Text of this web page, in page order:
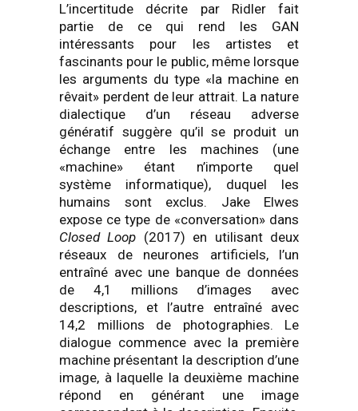
L’incertitude décrite par Ridler fait
partie de ce qui rend les GAN
intéressants pour les artistes et
fascinants pour le public, même lorsque
les arguments du type «la machine en
rêvait» perdent de leur attrait. La nature
dialectique d’un réseau adverse
génératif suggère qu’il se produit un
échange entre les machines (une
«machine» étant n’importe quel
système informatique), duquel les
humains sont exclus. Jake Elwes
expose ce type de «conversation» dans
Closed Loop (2017) en utilisant deux
réseaux de neurones artificiels, l’un
entraîné avec une banque de données
de 4,1 millions d’images avec
descriptions, et l’autre entraîné avec
14,2 millions de photographies. Le
dialogue commence avec la première
machine présentant la description d’une
image, à laquelle la deuxième machine
répond en générant une image